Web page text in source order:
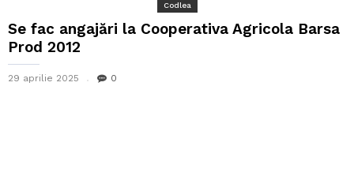
Codlea
Se fac angajări la Cooperativa Agricola Barsa
Prod 2012
29 aprilie 2025 0